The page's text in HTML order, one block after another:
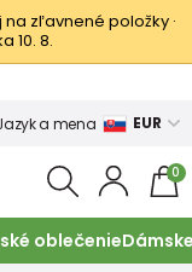
na zľavnené položky ·
10. 8.
a mena EUR
0
oblečenie